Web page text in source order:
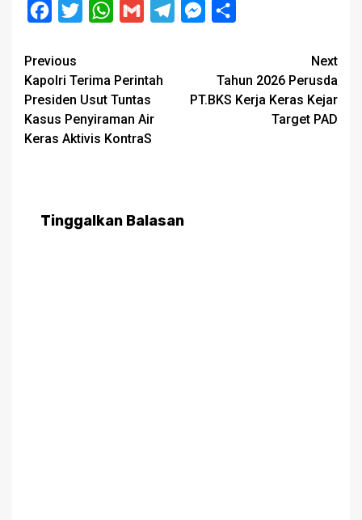
Facebook
Twitter WhatsApp
Gmail TelegramMessenger
Post
navigation
Previous
Kapolri Terima Perintah
Presiden Usut Tuntas
Kasus Penyiraman Air
Keras Aktivis KontraS
Next
Tahun 2026 Perusda
PT.BKS Kerja Keras Kejar
Target PAD
Tinggalkan Balasan